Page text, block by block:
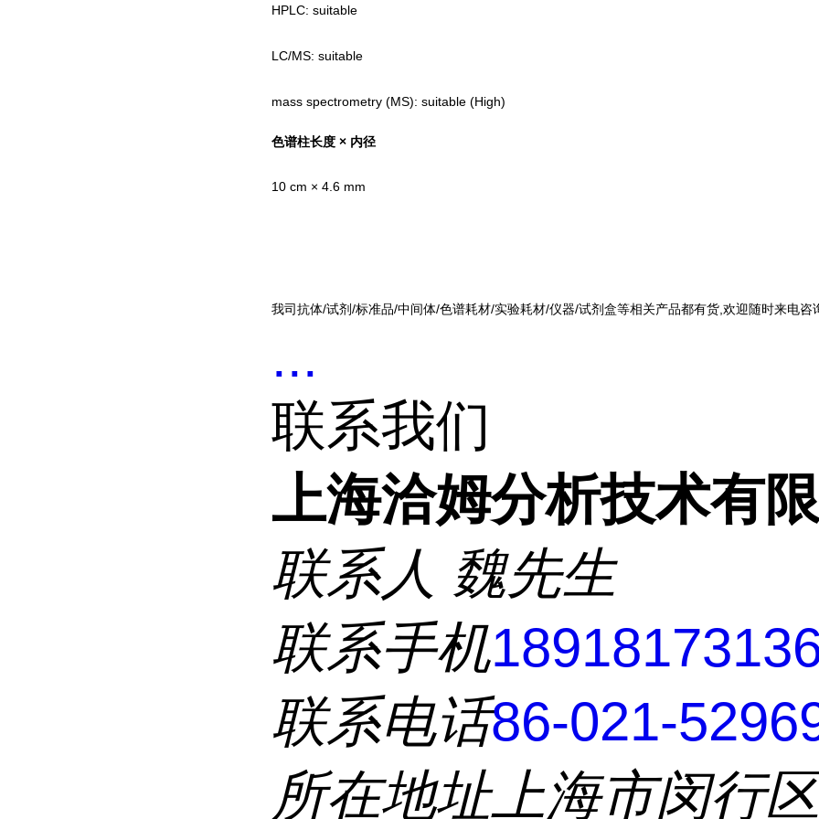
HPLC: suitable
LC/MS: suitable
mass spectrometry (MS): suitable (High)
色谱柱长度 × 内径
10 cm × 4.6 mm
我司抗体/试剂/标准品/中间体/色谱耗材/实验耗材/仪器/试剂盒等相关产品都有货,欢迎随时来电咨
...
联系我们
上海洽姆分析技术有
联系人 魏先生
联系手机
联系电话86-021-
所在地址上海市闵行